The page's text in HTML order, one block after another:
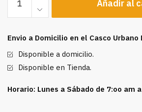
Desinfectante
Multiusos
Lavanda
900ml
cantidad
Añadir al
Envio a Domicilio en el Casco Urbano
Disponible a domicilio.
Disponible en Tienda.
Horario: Lunes a Sábado de 7:oo am